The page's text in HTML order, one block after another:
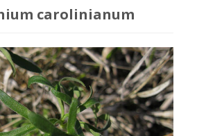
carolinianum